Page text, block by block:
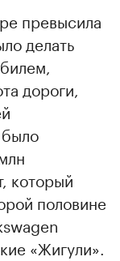
превысила
делать
дороги,
который
половине
«Жигули».